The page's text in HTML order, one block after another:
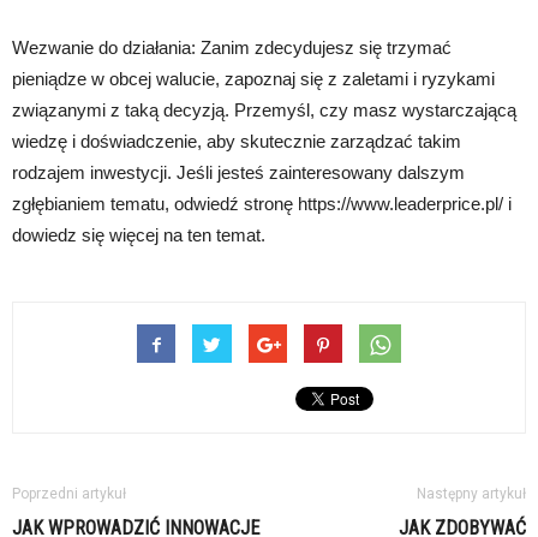
Wezwanie do działania: Zanim zdecydujesz się trzymać
pieniądze w obcej walucie, zapoznaj się z zaletami i ryzykami
związanymi z taką decyzją. Przemyśl, czy masz wystarczającą
wiedzę i doświadczenie, aby skutecznie zarządzać takim
rodzajem inwestycji. Jeśli jesteś zainteresowany dalszym
zgłębianiem tematu, odwiedź stronę https://www.leaderprice.pl/ i
dowiedz się więcej na ten temat.
Poprzedni artykuł
JAK WPROWADZIĆ INNOWACJE
Następny artykuł
JAK ZDOBYWAĆ